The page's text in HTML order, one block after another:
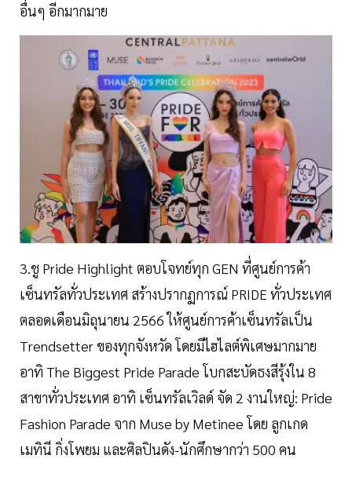
อื่นๆ อีกมากมาย
3.ชู Pride Highlight ตอบโจทย์ทุก GEN ที่ศูนย์การค้า
เซ็นทรัลทั่วประเทศ สร้างปรากฏการณ์ PRIDE ทั่วประเทศ
ตลอดเดือนมิถุนายน 2566 ให้ศูนย์การค้าเซ็นทรัลเป็น
Trendsetter ของทุกจังหวัด โดยมีไฮไลต์พิเศษมากมาย
อาทิ The Biggest Pride Parade โบกสะบัดธงสีรุ้งใน 8
สาขาทั่วประเทศ อาทิ เซ็นทรัลเวิลด์ จัด 2 งานใหญ่: Pride
Fashion Parade จาก Muse by Metinee โดย ลูกเกด
เมทินี กิ่งโพยม และศิลปินดัง-นักศึกษากว่า 500 คน